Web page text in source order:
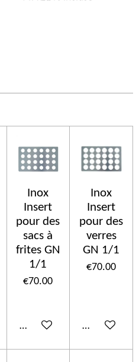
Inox
Insert
pour des
sacs à
frites GN
1/1
€70.00
Add to cart
Inox
Insert
pour des
verres
GN 1/1
€70.00
Add to cart